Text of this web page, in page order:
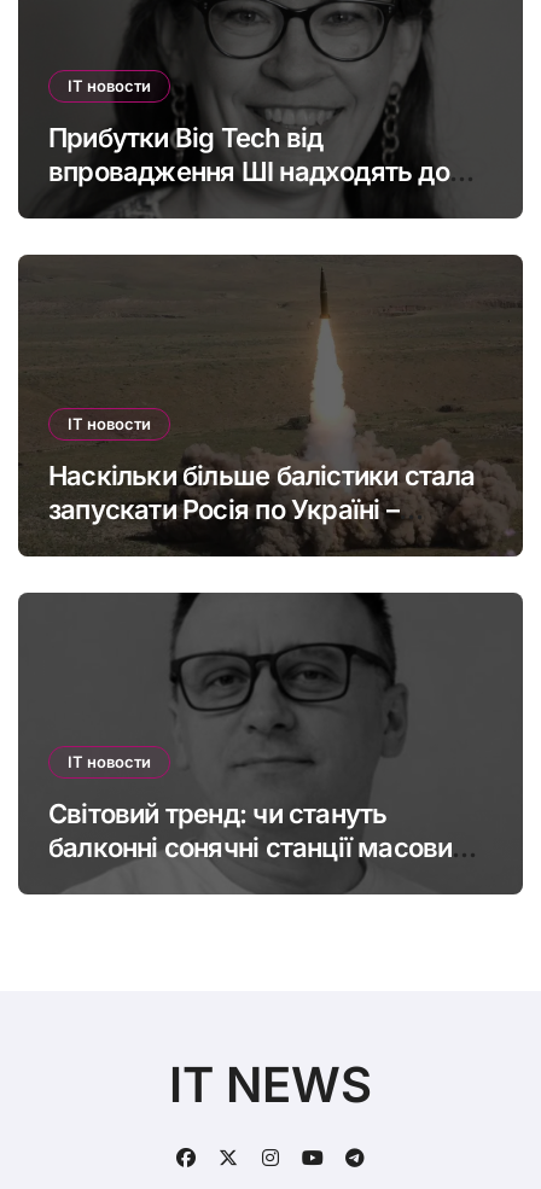
IT новости
Прибутки Big Tech від
впровадження ШІ надходять до
офшорів: як змінити глобальну
IT новости
Наскільки більше балістики стала
запускати Росія по Україні –
інфографіка
IT новости
Світовий тренд: чи стануть
балконні сонячні станції масовими
в Україні
IT NEWS